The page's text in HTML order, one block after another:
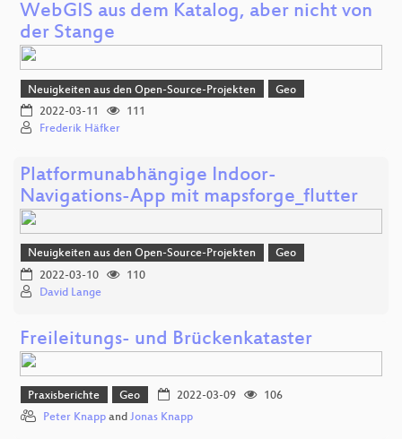
WebGIS aus dem Katalog, aber nicht von
der Stange
Neuigkeiten aus den Open-Source-Projekten
Geo
2022-03-11
111
Frederik Häfker
Platformunabhängige Indoor-
Navigations-App mit mapsforge_flutter
Neuigkeiten aus den Open-Source-Projekten
Geo
2022-03-10
110
David Lange
Freileitungs- und Brückenkataster
Praxisberichte Geo 2022-03-09
106
Peter Knapp and Jonas Knapp